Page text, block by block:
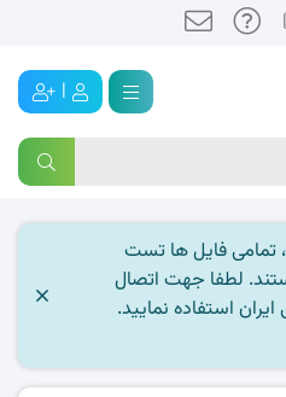
|
تمامی فایل ها تست
لطفا جهت اتصال
استفاده نمایید.